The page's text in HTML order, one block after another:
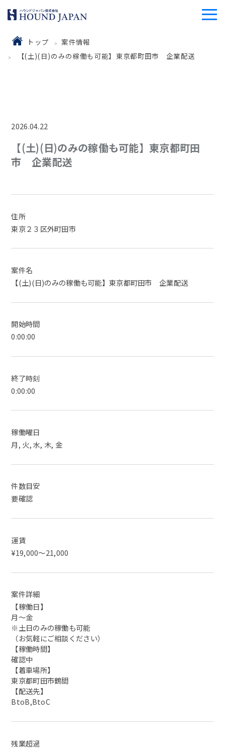
トップ
案件情報
【(土)(日)のみの稼働も可能】東京都町田市 企業配送
2026.04.22
【(土)(日)のみの稼働も可能】東京都町田
市 企業配送
住所
東京２３区外町田市
案件名
【(土)(日)のみの稼働も可能】東京都町田市 企業配送
開始時間
0:00:00
終了時刻
0:00:00
稼働曜日
月, 火, 水, 木, 金
件数目安
要確認
運賃
¥19,000～21,000
案件詳細
【稼働日】
月～金
※土日のみの稼働も可能
（お気軽にご相談ください）
【稼働時間】
確認中
【着車場所】
東京都町田市鶴間
【配送先】
BtoB,BtoC
残業超過